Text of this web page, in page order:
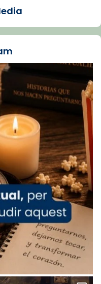
Fa gairebé
Companys, la
Vatican
news/2026-
papa-viaje-
ens
de Tortosa, ha
la missa de Les